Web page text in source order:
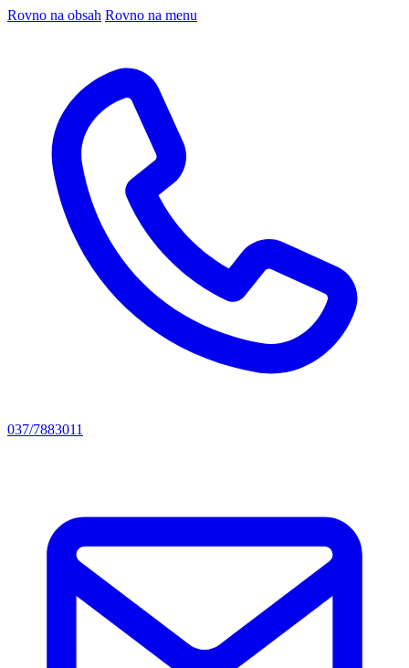
Rovno na obsah Rovno na menu
037/7883011